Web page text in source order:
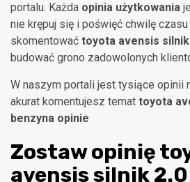
portalu. Każda opinia użytkowania
nie krępuj się i poświęć chwilę czasu
skomentować toyota avensis
budować grono zadowolonych
W naszym portali jest tysiące opinii
akurat komentujesz temat toyota
benzyna opinie
Zostaw opinię
avensis silnik